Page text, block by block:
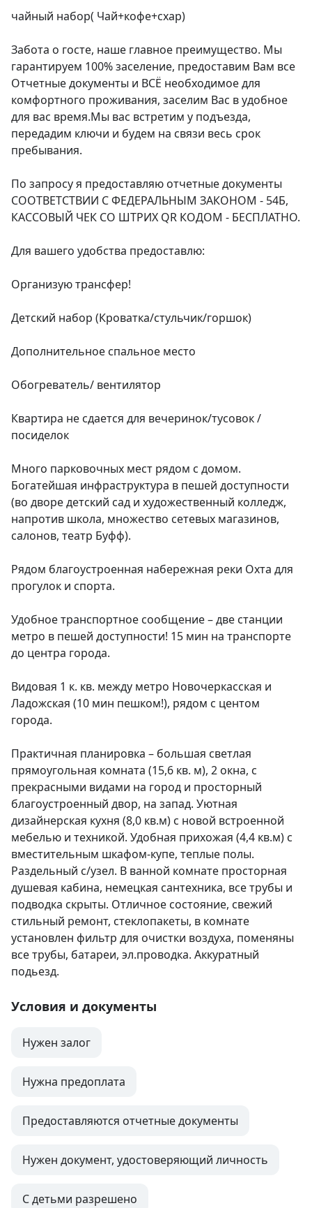
чайный набор( Чай+кофе+схар)
Забота о госте, наше главное преимущество. Мы
гарантируем 100% заселение, предоставим Вам все
Отчетные документы и ВСЁ необходимое для
комфортного проживания, заселим Вас в удобное
для вас время.Мы вас встретим у подъезда,
передадим ключи и будем на связи весь срок
пребывания.
По запросу я предоставляю отчетные документы
СООТВЕТСТВИИ С ФЕДЕРАЛЬНЫМ ЗАКОНОМ - 54Б,
КАССОВЫЙ ЧЕК СО ШТРИХ QR КОДОМ - БЕСПЛАТНО.
Для вашего удобства предоставлю:
Организую трансфер!
Детский набор (Кроватка/стульчик/горшок)
Дополнительное спальное место
Обогреватель/ вентилятор
Квартира не сдается для вечеринок/тусовок /
посиделок
Много парковочных мест рядом с домом.
Богатейшая инфраструктура в пешей доступности
(во дворе детский сад и художественный колледж,
напротив школа, множество сетевых магазинов,
салонов, театр Буфф).
Рядом благоустроенная набережная реки Охта для
прогулок и спорта.
Удобное транспортное сообщение – две станции
метро в пешей доступности! 15 мин на транспорте
до центра города.
Видовая 1 к. кв. между метро Новочеркасская и
Ладожская (10 мин пешком!), рядом с центом
города.
Практичная планировка – большая светлая
прямоугольная комната (15,6 кв. м), 2 окна, с
прекрасными видами на город и просторный
благоустроенный двор, на запад. Уютная
дизайнерская кухня (8,0 кв.м) с новой встроенной
мебелью и техникой. Удобная прихожая (4,4 кв.м) с
вместительным шкафом-купе, теплые полы.
Раздельный с/узел. В ванной комнате просторная
душевая кабина, немецкая сантехника, все трубы и
подводка скрыты. Отличное состояние, свежий
стильный ремонт, стеклопакеты, в комнате
установлен фильтр для очистки воздуха, поменяны
все трубы, батареи, эл.проводка. Аккуратный
подьезд.
Условия и документы
Нужен залог
Нужна предоплата
Предоставляются отчетные документы
Нужен документ, удостоверяющий личность
С детьми разрешено